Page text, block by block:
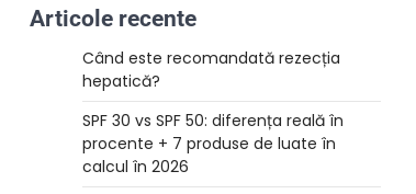
Articole recente
Când este recomandată rezecția
hepatică?
SPF 30 vs SPF 50: diferența reală în
procente + 7 produse de luate în
calcul în 2026